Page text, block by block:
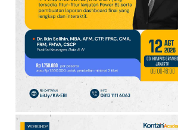
10 Promo JSM Superindo
7–9 Agustus 2026,
Minyak Goreng Rp37.900
hingga Buah Diskon 50%